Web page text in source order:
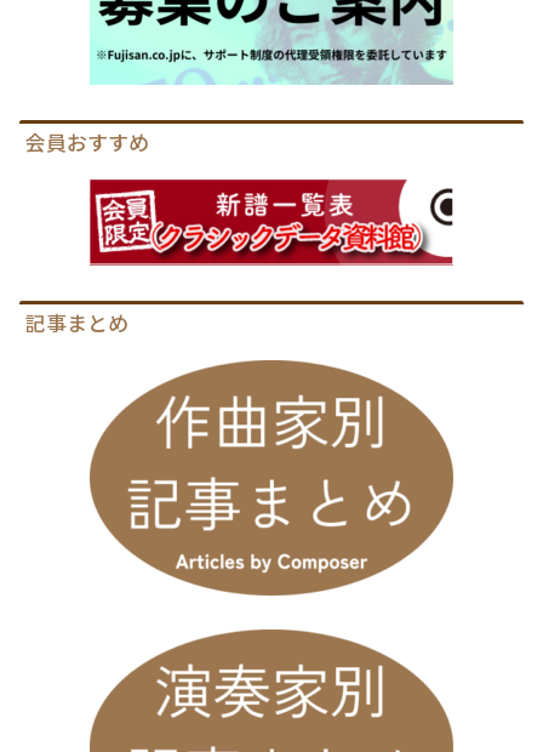
会員おすすめ
記事まとめ